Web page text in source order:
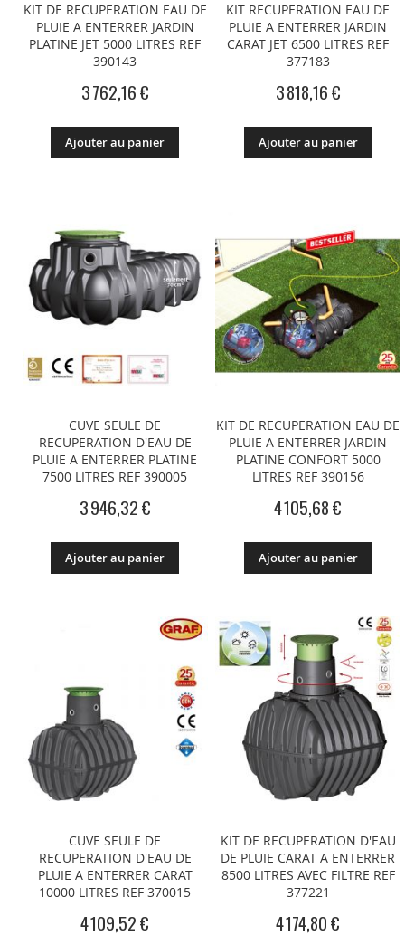
KIT DE RECUPERATION EAU DE
PLUIE A ENTERRER JARDIN
PLATINE JET 5000 LITRES REF
390143
3 762,16 €
Ajouter au panier
KIT RECUPERATION EAU DE
PLUIE A ENTERRER JARDIN
CARAT JET 6500 LITRES REF
377183
3 818,16 €
Ajouter au panier
CUVE SEULE DE
RECUPERATION D'EAU DE
PLUIE A ENTERRER PLATINE
7500 LITRES REF 390005
3 946,32 €
Ajouter au panier
KIT DE RECUPERATION EAU DE
PLUIE A ENTERRER JARDIN
PLATINE CONFORT 5000
LITRES REF 390156
4 105,68 €
Ajouter au panier
CUVE SEULE DE
RECUPERATION D'EAU DE
PLUIE A ENTERRER CARAT
10000 LITRES REF 370015
4 109,52 €
KIT DE RECUPERATION D'EAU
DE PLUIE CARAT A ENTERRER
8500 LITRES AVEC FILTRE REF
377221
4 174,80 €